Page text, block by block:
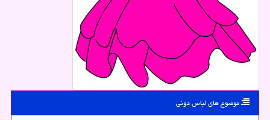
موضوع های لباس دونی